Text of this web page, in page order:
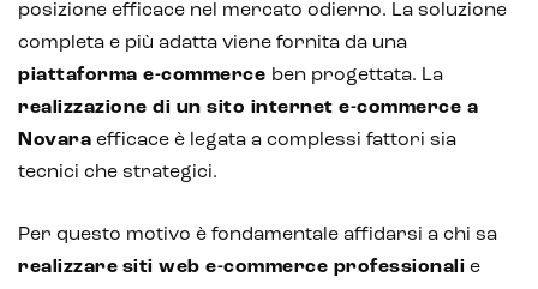
posizione efficace nel mercato odierno. La soluzione
completa e più adatta viene fornita da una
piattaforma e-commerce ben progettata. La
realizzazione di un sito internet e-commerce a
Novara efficace è legata a complessi fattori sia
tecnici che strategici.
Per questo motivo è fondamentale affidarsi a chi sa
realizzare siti web e-commerce professionali e